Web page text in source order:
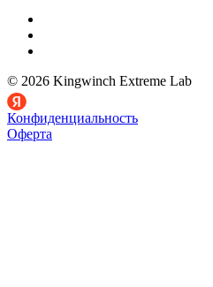
© 2026 Kingwinch Extreme Lab
Конфиденциальность
Оферта